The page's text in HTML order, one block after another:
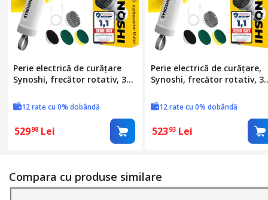
Perie electrică de curățare
Synoshi, frecător rotativ, 3
viteze, alb
12 rate cu 0% dobândă
52998 Lei
Perie electrică de curățare,
Synoshi, frecător rotativ, 3
viteze, plastic
12 rate cu 0% dobândă
52393 Lei
Compara cu produse similare